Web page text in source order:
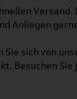
Anliegen
Sie sich von
Besuchen